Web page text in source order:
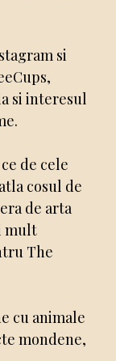
si
si interesul
de cele
cosul de
de arta
mult
The
cu animale
mondene,